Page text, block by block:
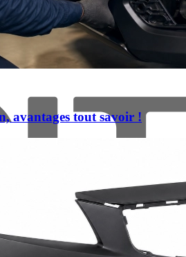
avantages tout savoir !